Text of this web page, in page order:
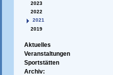
2023
2022
2021
2019
Aktuelles
Veranstaltungen
Sportstätten
Archiv: